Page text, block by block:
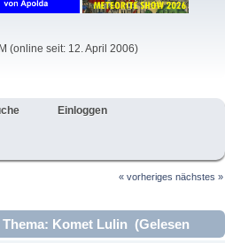
(online seit: 12. April 2006)
Einloggen
« vorheriges nächstes »
Thema: Komet Lulin (Gelesen